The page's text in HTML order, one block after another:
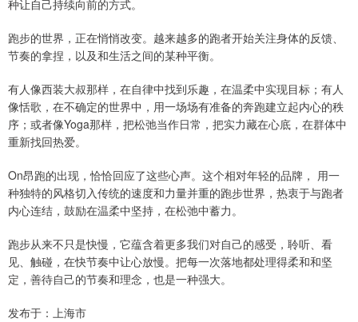
种让自己持续向前的方式。
跑步的世界，正在悄悄改变。越来越多的跑者开始关注身体的反馈、
节奏的拿捏，以及和生活之间的某种平衡。
有人像西装大叔那样，在自律中找到乐趣，在温柔中实现目标；有人
像恬歌，在不确定的世界中，用一场场有准备的奔跑建立起内心的秩
序；或者像Yoga那样，把松弛当作日常，把实力藏在心底，在群体中
重新找回热爱。
On昂跑的出现，恰恰回应了这些心声。这个相对年轻的品牌， 用一
种独特的风格切入传统的速度和力量并重的跑步世界，热衷于与跑者
内心连结，鼓励在温柔中坚持，在松弛中蓄力。
跑步从来不只是快慢，它蕴含着更多我们对自己的感受，聆听、看
见、触碰，在快节奏中让心放慢。把每一次落地都处理得柔和和坚
定，善待自己的节奏和理念，也是一种强大。
发布于：上海市